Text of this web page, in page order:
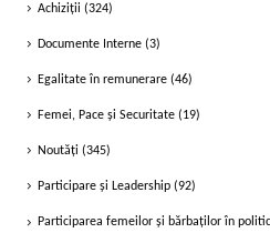
Achiziții (324)
Documente Interne (3)
Egalitate în remunerare (46)
Femei, Pace și Securitate (19)
Noutăți (345)
Participare și Leadership (92)
Participarea femeilor și bărbaților în